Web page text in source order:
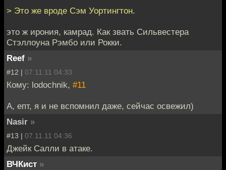
> Это же вроде Сэм Уортингтон.
это ж ирония, камрад. Как звать Сильвестера
Стэллоуна Рэмбо или Рокки.
Reef »
#12 | 07.11.11 04:33
Кому: lodochnik, #11
А, епт, я и не вспомнил даже, сейчас освежил)
Nasir »
#13 | 07.11.11 04:36
Джейк Салли в атаке.
ВЧКист »